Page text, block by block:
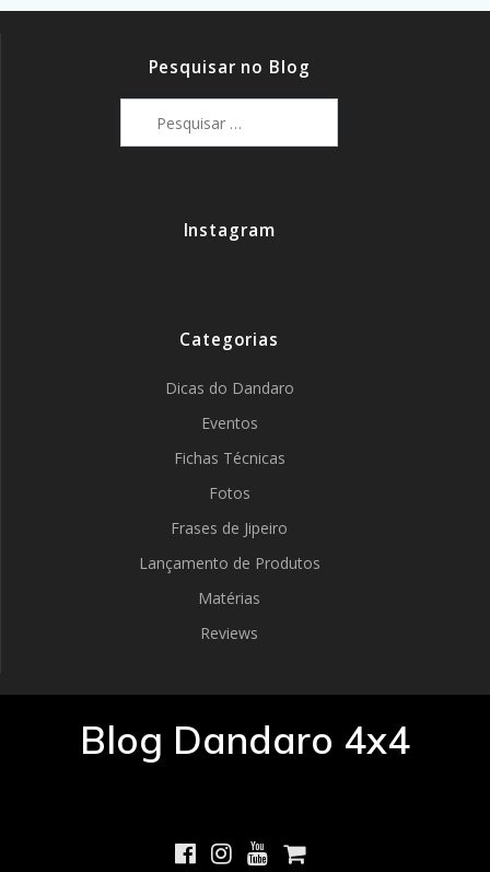
Pesquisar no Blog
Instagram
Categorias
Dicas do Dandaro
Eventos
Fichas Técnicas
Fotos
Frases de Jipeiro
Lançamento de Produtos
Matérias
Reviews
Blog Dandaro 4x4